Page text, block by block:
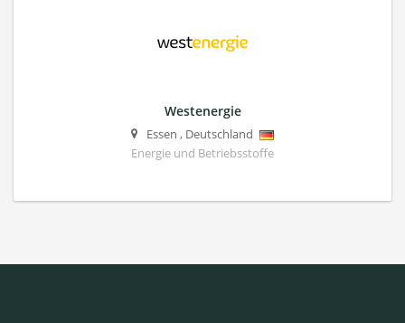
Westenergie
Essen , Deutschland
Energie und Betriebsstoffe